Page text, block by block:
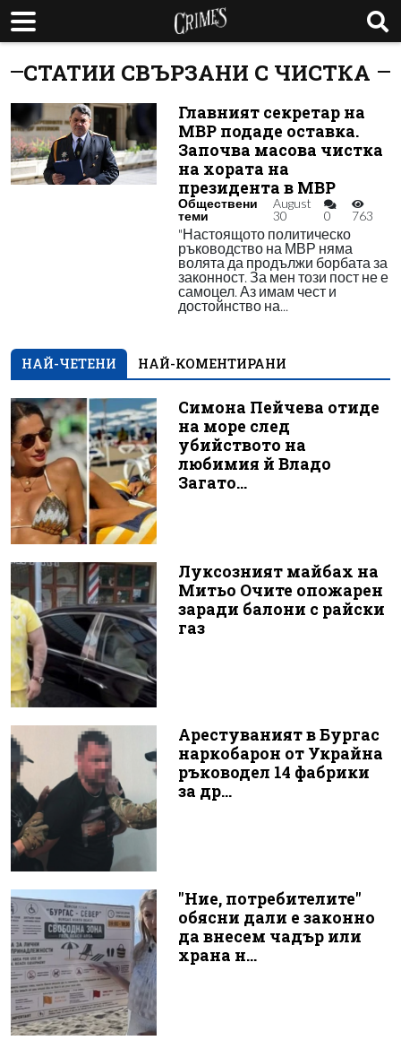
СТАТИИ СВЪРЗАНИ С ЧИСТКА
Главният секретар на
МВР подаде оставка.
Започва масова чистка
на хората на
президента в МВР
Обществени
теми
August
30
0 763
"Настоящото политическо
ръководство на МВР няма
волята да продължи борбата за
законност. За мен този пост не е
самоцел. Аз имам чест и
достойнство на...
НАЙ-ЧЕТЕНИ НАЙ-КОМЕНТИРАНИ
Симона Пейчева отиде
на море след
убийството на
любимия й Владо
Загато...
Луксозният майбах на
Митьо Очите опожарен
заради балони с райски
газ
Арестуваният в Бургас
наркобарон от Украйна
ръководел 14 фабрики
за др...
"Ние, потребителите"
обясни дали е законно
да внесем чадър или
храна н...